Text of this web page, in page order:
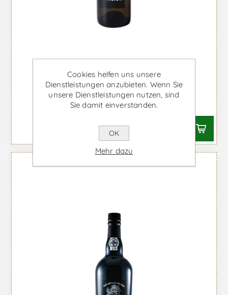
Real Companhia Velha Rosé -
Portwein
Ab €15,59 inkl. MwSt.
Cookies helfen uns unsere
Dienstleistungen anzubieten. Wenn Sie
unsere Dienstleistungen nutzen, sind
Sie damit einverstanden.
OK
Mehr dazu